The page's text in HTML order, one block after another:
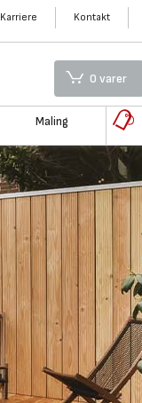
Karriere Kontakt
0 varer
Maling